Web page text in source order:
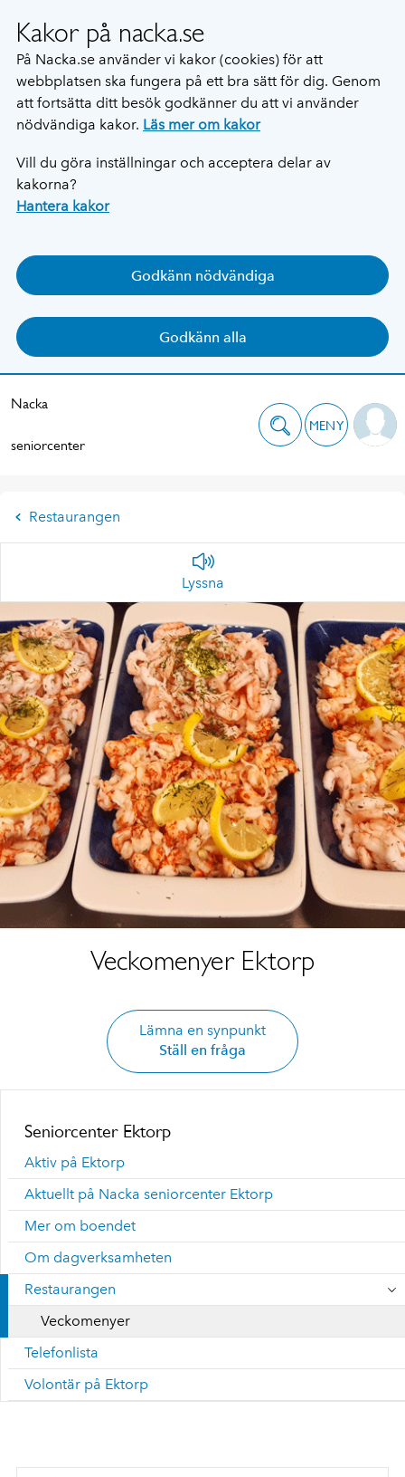
Kakor på nacka.se
På Nacka.se använder vi kakor (cookies) för att
webbplatsen ska fungera på ett bra sätt för dig. Genom
att fortsätta ditt besök godkänner du att vi använder
nödvändiga kakor. Läs mer om kakor
Vill du göra inställningar och acceptera delar av
kakorna?
Hantera kakor
Godkänn nödvändiga
Godkänn alla
Nacka
seniorcenter
MENY
Restaurangen
Lyssna
Veckomenyer Ektorp
Lämna en synpunkt
Ställ en fråga
Seniorcenter Ektorp
Aktiv på Ektorp
Aktuellt på Nacka seniorcenter Ektorp
Mer om boendet
Om dagverksamheten
Restaurangen
Veckomenyer
Telefonlista
Volontär på Ektorp